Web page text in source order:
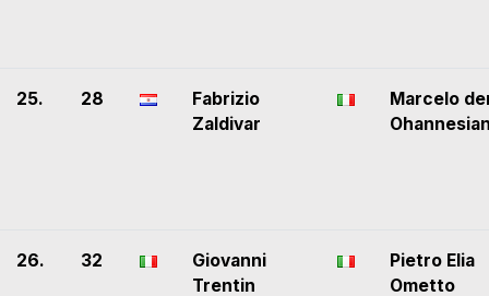
25. 28
Fabrizio
Zaldivar
Marcelo
26. 32
Giovanni
Trentin
Pietro Elia
Ometto